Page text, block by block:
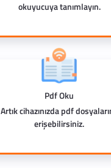
okuyucuya tanımlayın.
Pdf Oku
Artık cihazınızda pdf
erişebilirsiniz.